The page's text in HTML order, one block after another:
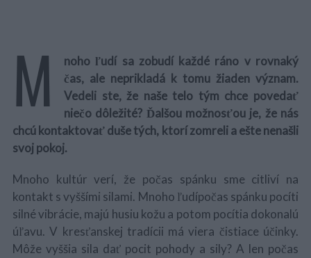
M
noho ľudí sa zobudí každé ráno v rovnaký
čas, ale neprikladá k tomu žiaden význam.
Vedeli ste, že naše telo tým chce povedať
niečo dôležité? Ďalšou možnosťou je, že nás
chcú kontaktovať duše tých, ktorí zomreli a ešte nenašli
svoj pokoj.
Mnoho kultúr verí, že počas spánku sme citliví na
kontakt s vyššími silami. Mnoho ľudípočas spánku pocíti
silné vibrácie, majú husiu kožu a potom pocítia dokonalú
úľavu. V kresťanskej tradícii má viera čistiace účinky.
Môže vyššia sila dať pocit pohody a sily? A len počas